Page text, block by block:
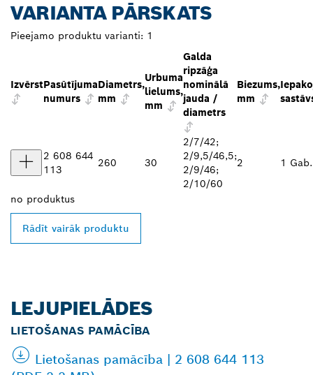
VARIANTA PĀRSKATS
Pieejamo produktu varianti: 1
IzvērstPasūtījuma
numurs
Diametrs,
mm
Urbuma
lielums,
mm
Galda
ripzāģa
nominālā
jauda /
diametrs
Biezums,
mm
2 608 644
113
260 30
2/7/42;
2/9,5/46,5;
2/9/46;
2/10/60
2 1 Gab.
no produktus
Rādīt vairāk produktu
LEJUPIELĀDES
LIETOŠANAS PAMĀCĪBA
Lietošanas pamācība | 2 608 644 113